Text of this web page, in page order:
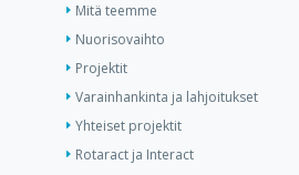
Mitä teemme
Nuorisovaihto
Projektit
Varainhankinta ja lahjoitukset
Yhteiset projektit
Rotaract ja Interact